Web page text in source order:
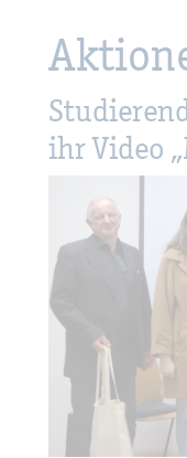
ihr Video